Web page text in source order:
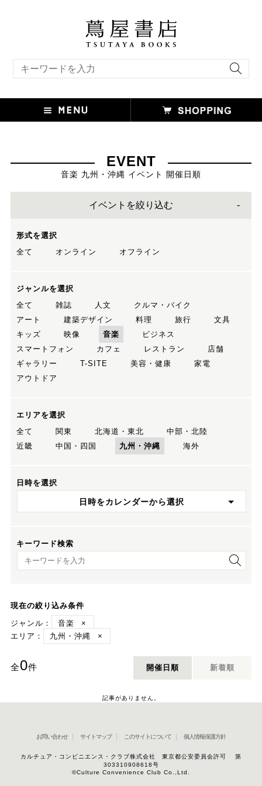
EVENT
音楽 九州・沖縄 イベント 開催日順
イベントを絞り込む
形式を選択
全て
オンライン オフライン
ジャンルを選択
全て
雑誌 人文
クルマ・バイク
アート
建築デザイン 料理 旅行
文具
キッズ
映像 音楽
ビジネス
スマートフォン
カフェ レストラン
店舗
ギャラリー
T-SITE 美容・健康
家電
アウトドア
エリアを選択
全て
関東 北海道・東北
中部・北陸
近畿
中国・四国 九州・沖縄 海外
日時を選択
日時をカレンダーから選択
キーワード検索
キーワード検索
現在の絞り込み条件
ジャンル：
音楽
×
エリア：
九州・沖縄 ×
全0件 開催日順 新着順
記事がありません。
お問い合わせ サイトマップ このサイトについて 個人情報保護方針
カルチュア・コンビニエンス・クラブ株式会社 東京都公安委員会許可 第
303310908618号
©Culture Convenience Club Co.,Ltd.